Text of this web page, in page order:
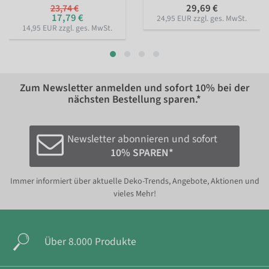
23,74 €
17,79 €
14,95 EUR zzgl. ges. MwSt.
29,69 €
24,95 EUR zzgl. ges. MwSt.
Zum Newsletter anmelden und sofort 10% bei der
nächsten Bestellung sparen.*
Newsletter abonnieren und sofort
10% SPAREN*
Immer informiert über aktuelle Deko-Trends, Angebote, Aktionen und
vieles Mehr!
Über 8.000 Produkte